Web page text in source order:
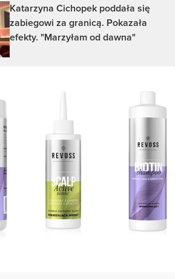
Katarzyna Cichopek poddała się
zabiegowi za granicą. Pokazała
efekty. "Marzyłam od dawna"